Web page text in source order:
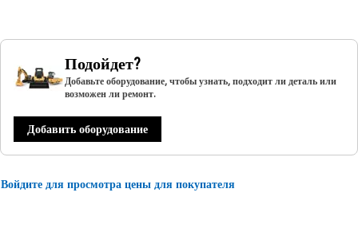
Подойдет?
Добавьте оборудование, чтобы узнать, подходит ли деталь или
возможен ли ремонт.
Добавить оборудование
Войдите для просмотра цены для покупателя